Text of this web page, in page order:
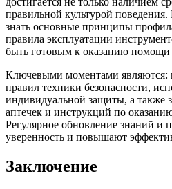
правильной культурой
знать основные принципы
правила эксплуатации
быть готовым к оказанию помощи
Ключевыми моментами являются:
правил техники безопасности,
индивидуальной защиты, а также
аптечек и инструкций по
Регулярное обновление знаний и
уверенность и повышают
Заключение